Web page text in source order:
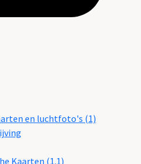
en luchtfoto's (1)
Kaarten (1.1)